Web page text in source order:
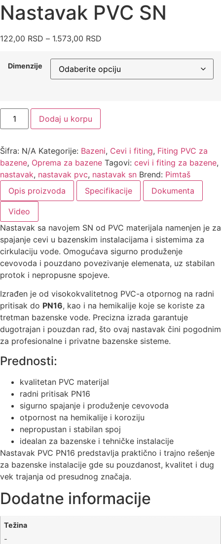
Nastavak PVC SN
122,00 RSD – 1.573,00 RSD
od
122,00 RSD
Dimenzije
Nastavak
PVC
SN
Dodaj u korpu
Šifra: N/A Kategorije: Bazeni, Cevi i fiting, Fiting PVC za
bazene, Oprema za bazene Tagovi: cevi i fiting za bazene,
nastavak, nastavak pvc, nastavak sn Brend: Pimtaš
Opis proizvoda
Specifikacije Dokumenta
Video
Nastavak sa navojem SN od PVC materijala namenjen je za
spajanje cevi u bazenskim instalacijama i sistemima za
cirkulaciju vode. Omogućava sigurno produženje
cevovoda i pouzdano povezivanje elemenata, uz stabilan
protok i nepropusne spojeve.
Izrađen je od visokokvalitetnog PVC-a otpornog na radni
pritisak do PN16, kao i na hemikalije koje se koriste za
tretman bazenske vode. Precizna izrada garantuje
dugotrajan i pouzdan rad, što ovaj nastavak čini pogodnim
za profesionalne i privatne bazenske sisteme.
Prednosti:
kvalitetan PVC materijal
radni pritisak PN16
sigurno spajanje i produženje cevovoda
otpornost na hemikalije i koroziju
nepropustan i stabilan spoj
idealan za bazenske i tehničke instalacije
Nastavak PVC PN16 predstavlja praktično i trajno rešenje
za bazenske instalacije gde su pouzdanost, kvalitet i dug
vek trajanja od presudnog značaja.
Dodatne informacije
Težina
-